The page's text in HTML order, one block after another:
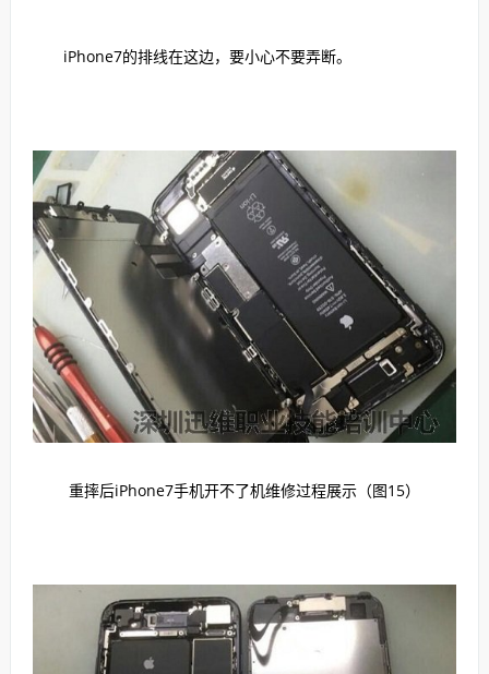
iPhone7的排线在这边，要小心不要弄断。
重摔后iPhone7手机开不了机维修过程展示（图15）